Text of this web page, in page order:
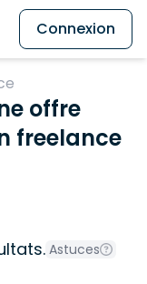
Connexion
offre
freelance
Astuces